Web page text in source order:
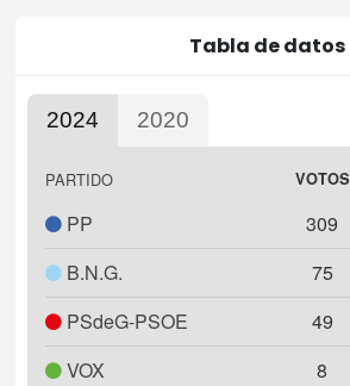
Tabla de datos
2024 2020
PARTIDO VOTOS
PP 309
B.N.G.
75
PSdeG-PSOE
49
VOX
8